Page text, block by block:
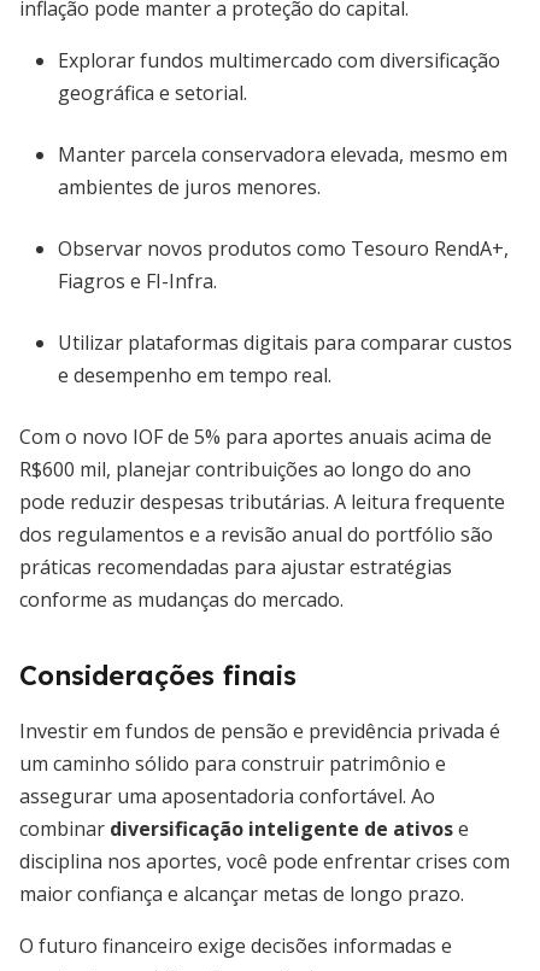
inflação pode manter a proteção do capital.
Explorar fundos multimercado com diversificação
geográfica e setorial.
Manter parcela conservadora elevada, mesmo em
ambientes de juros menores.
Observar novos produtos como Tesouro RendA+,
Fiagros e FI-Infra.
Utilizar plataformas digitais para comparar custos
e desempenho em tempo real.
Com o novo IOF de 5% para aportes anuais acima de
R$600 mil, planejar contribuições ao longo do ano
pode reduzir despesas tributárias. A leitura frequente
dos regulamentos e a revisão anual do portfólio são
práticas recomendadas para ajustar estratégias
conforme as mudanças do mercado.
Considerações finais
Investir em fundos de pensão e previdência privada é
um caminho sólido para construir patrimônio e
assegurar uma aposentadoria confortável. Ao
combinar diversificação inteligente de ativose
disciplina nos aportes, você pode enfrentar crises com
maior confiança e alcançar metas de longo prazo.
O futuro financeiro exige decisões informadas e